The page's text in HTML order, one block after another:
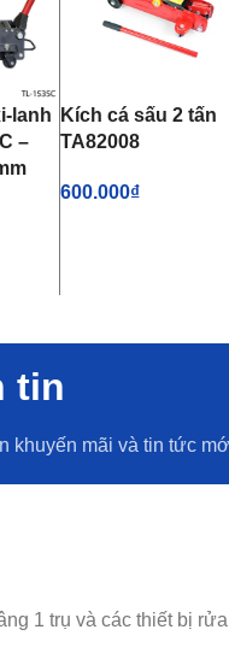
lanh
–
Kích cá sấu 2 tấn
TA82008
600.000₫
tin
khuyến mãi và tin tức
1 trụ và các thiết bị